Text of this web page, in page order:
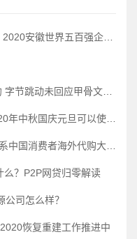
徽世界五百强企业名单出炉
跳动未回应甲骨文传闻
秋国庆元旦可以使用吗？
消费者海外代购大幅下降
么？P2P网贷归零解读
司怎么样？
恢复重建工作推进中